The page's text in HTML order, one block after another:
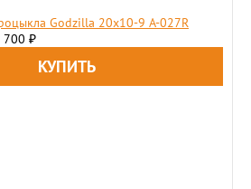
Godzilla 20x10-9 A-027R
700 ₽